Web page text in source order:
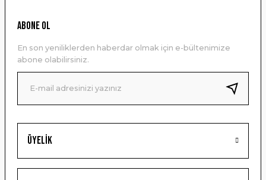
Ürün resmi kalitesiz, bozuk veya görüntülenemiyor.
Ürün bilgilerinde hatalar bulunuyor.
Ürün fiyatı diğer sitelerden daha pahalı.
Bu ürüne benzer farklı alternatifler olmalı.
Üyelik
ABONE OL
En son yeniliklerden haberdar olmak için e-bültenimize
abone olabilirsiniz.